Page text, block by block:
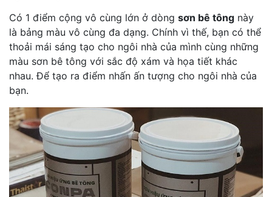
Có 1 điểm cộng vô cùng lớn ở dòng sơn bê tông này
là bảng màu vô cùng đa dạng. Chính vì thế, bạn có thể
thoải mái sáng tạo cho ngôi nhà của mình cùng những
màu sơn bê tông với sắc độ xám và họa tiết khác
nhau. Để tạo ra điểm nhấn ấn tượng cho ngôi nhà của
bạn.